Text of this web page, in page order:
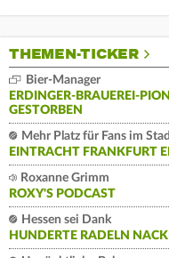
THEMEN-TICKER
Bier-Manager
ERDINGER-BRAUEREI-
GESTORBEN
Mehr Platz für Fans im
EINTRACHT FRANKFURT
Roxanne Grimm
ROXY'S PODCAST
Hessen sei Dank
HUNDERTE RADELN